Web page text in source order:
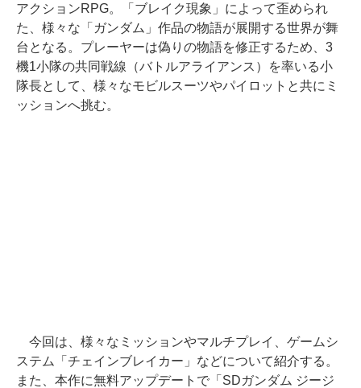
アクションRPG。「ブレイク現象」によって歪められ
た、様々な「ガンダム」作品の物語が展開する世界が舞
台となる。プレーヤーは偽りの物語を修正するため、3
機1小隊の共同戦線（バトルアライアンス）を率いる小
隊長として、様々なモビルスーツやパイロットと共にミ
ッションへ挑む。
今回は、様々なミッションやマルチプレイ、ゲームシ
ステム「チェインブレイカー」などについて紹介する。
また、本作に無料アップデートで「SDガンダム ジージ